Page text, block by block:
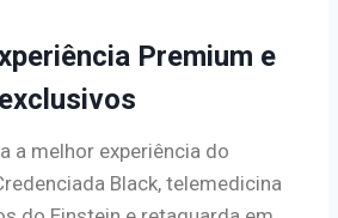
Premium e
a melhor experiência do
Black, telemedicina